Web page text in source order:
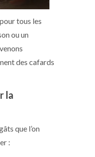
tous les
ou un
des cafards
la
que l’on
: